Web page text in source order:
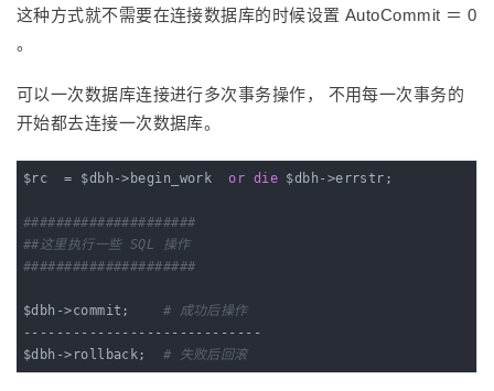
这种方式就不需要在连接数据库的时候设置 AutoCommit ＝ 0
。
可以一次数据库连接进行多次事务操作， 不用每一次事务的
开始都去连接一次数据库。
$rc  = $dbh->begin_work or die $dbh->errstr;
#####################
##这里执行一些 SQL 操作
#####################
$dbh->commit; # 成功后操作
-----------------------------
$dbh->rollback; # 失败后回滚